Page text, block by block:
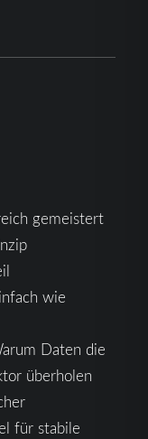
gemeistert
wie
Daten die
überholen
für stabile